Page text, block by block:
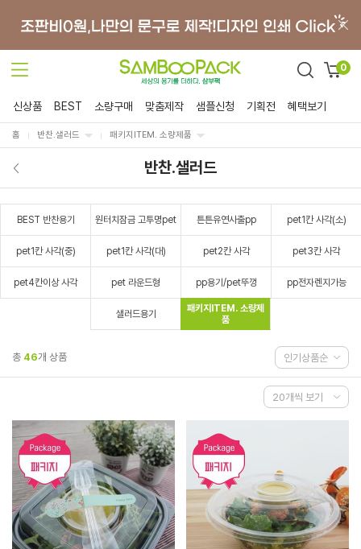
0
신상품 BEST 소량구매 맞춤제작 샘플신청 기획전 혜택보기
홈 반찬.샐러드 패키지ITEM. 소량제품
반찬.샐러드
BEST 반찬용기 원터치잠금 고투명pet 튼튼유연사출pp pet1칸 사각(소)
pet1칸 사각(중) pet1칸 사각(대) pet2칸 사각 pet3칸 사각
pet4칸이상 사각 pet 라운드형 pp용기/pet뚜껑 pp전자렌지가능
샐러드용기
패키지ITEM. 소량제
품
총 46개 상품